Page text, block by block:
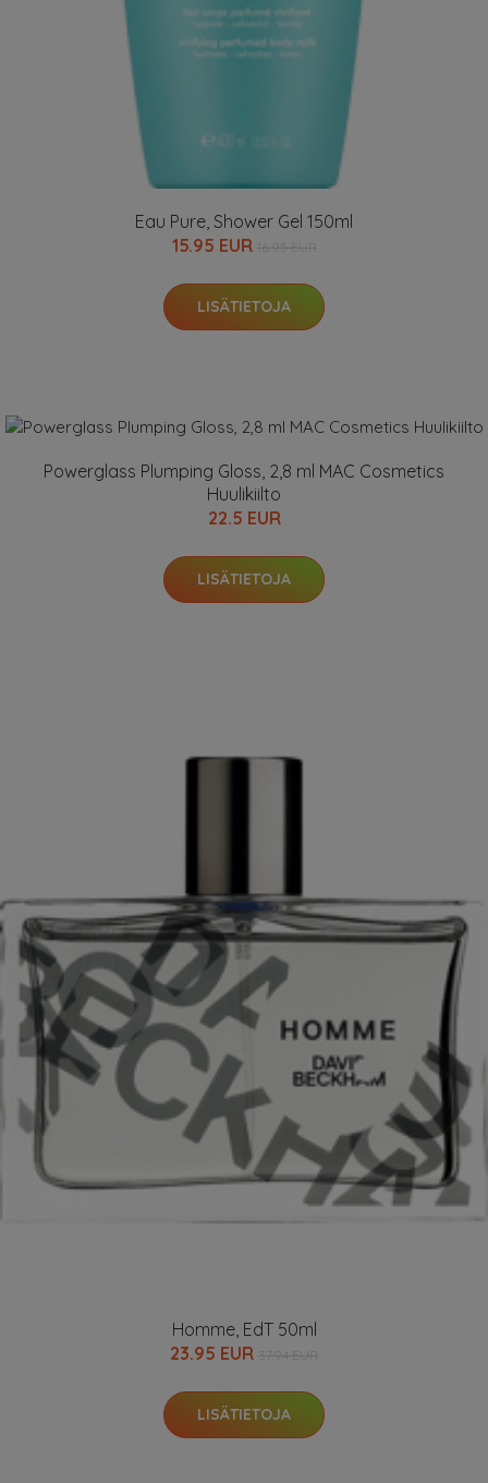
Eau Pure, Shower Gel 150ml
15.95 EUR
LISÄTIETOJA
Powerglass Plumping Gloss, 2,8 ml MAC Cosmetics
Huulikiilto
22.5 EUR
LISÄTIETOJA
Homme, EdT 50ml
23.95 EUR
LISÄTIETOJA